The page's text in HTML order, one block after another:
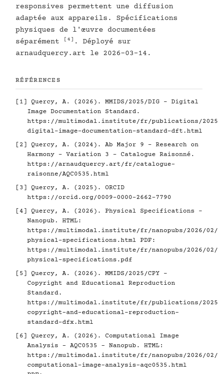
responsives permettent une diffusion
adaptée aux appareils. Spécifications
physiques de l'œuvre documentées
séparément
[4]
. Déployé sur
arnaudquercy.art le 2026-03-14.
RÉFÉRENCES
[1]
Quercy, A. (2026). MMIDS/2025/DIG - Digital
Image Documentation Standard.
https://multimodal.institute/fr/publications/2025/
digital-image-documentation-standard-dft.html
[2]
Quercy, A. (2024). Ab Major 9 - Research on
Harmony - Variation 3 - Catalogue Raisonné.
https://arnaudquercy.art/fr/catalogue-
raisonne/AQC0535.html
[3]
Quercy, A. (2025). ORCID
https://orcid.org/0009-0000-2662-7790
[4]
Quercy, A. (2026). Physical Specifications -
Nanopub. HTML:
https://multimodal.institute/fr/nanopubs/2026/02/
physical-specifications.html PDF:
https://multimodal.institute/fr/nanopubs/2026/02/
physical-specifications.pdf
[5]
Quercy, A. (2026). MMIDS/2025/CPY -
Copyright and Educational Reproduction
Standard.
https://multimodal.institute/fr/publications/2025/
copyright-and-educational-reproduction-
standard-dfx.html
[6]
Quercy, A. (2026). Computational Image
Analysis - AQC0535 - Nanopub. HTML:
https://multimodal.institute/fr/nanopubs/2026/02/
computational-image-analysis-aqc0535.html